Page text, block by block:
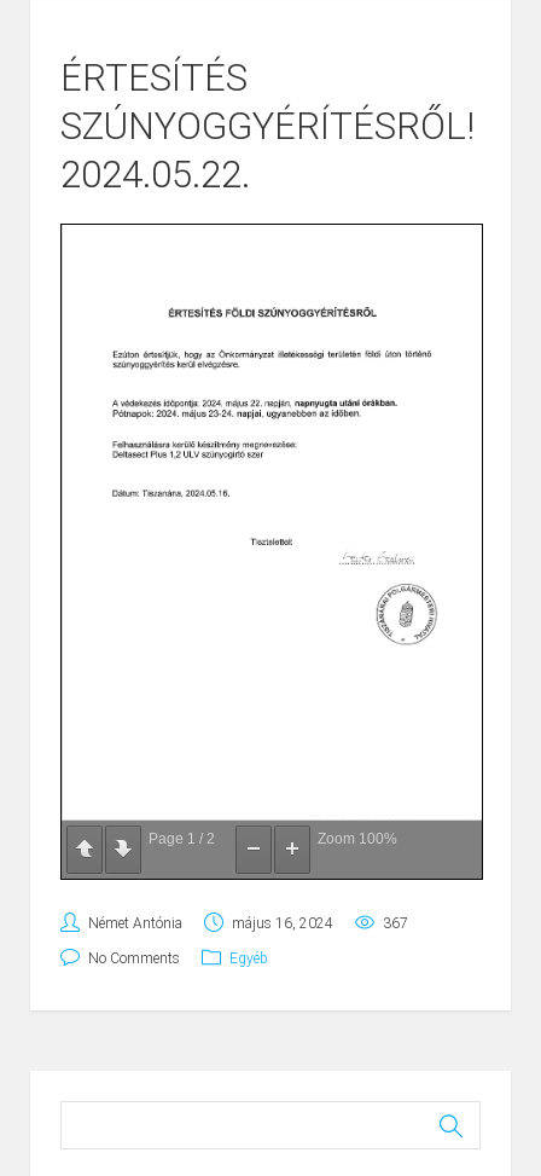
ÉRTESÍTÉS
SZÚNYOGGYÉRÍTÉSRŐL!
2024.05.22.
Page 1 / 2 Zoom 100%
Német Antónia május 16, 2024 367
No Comments Egyéb